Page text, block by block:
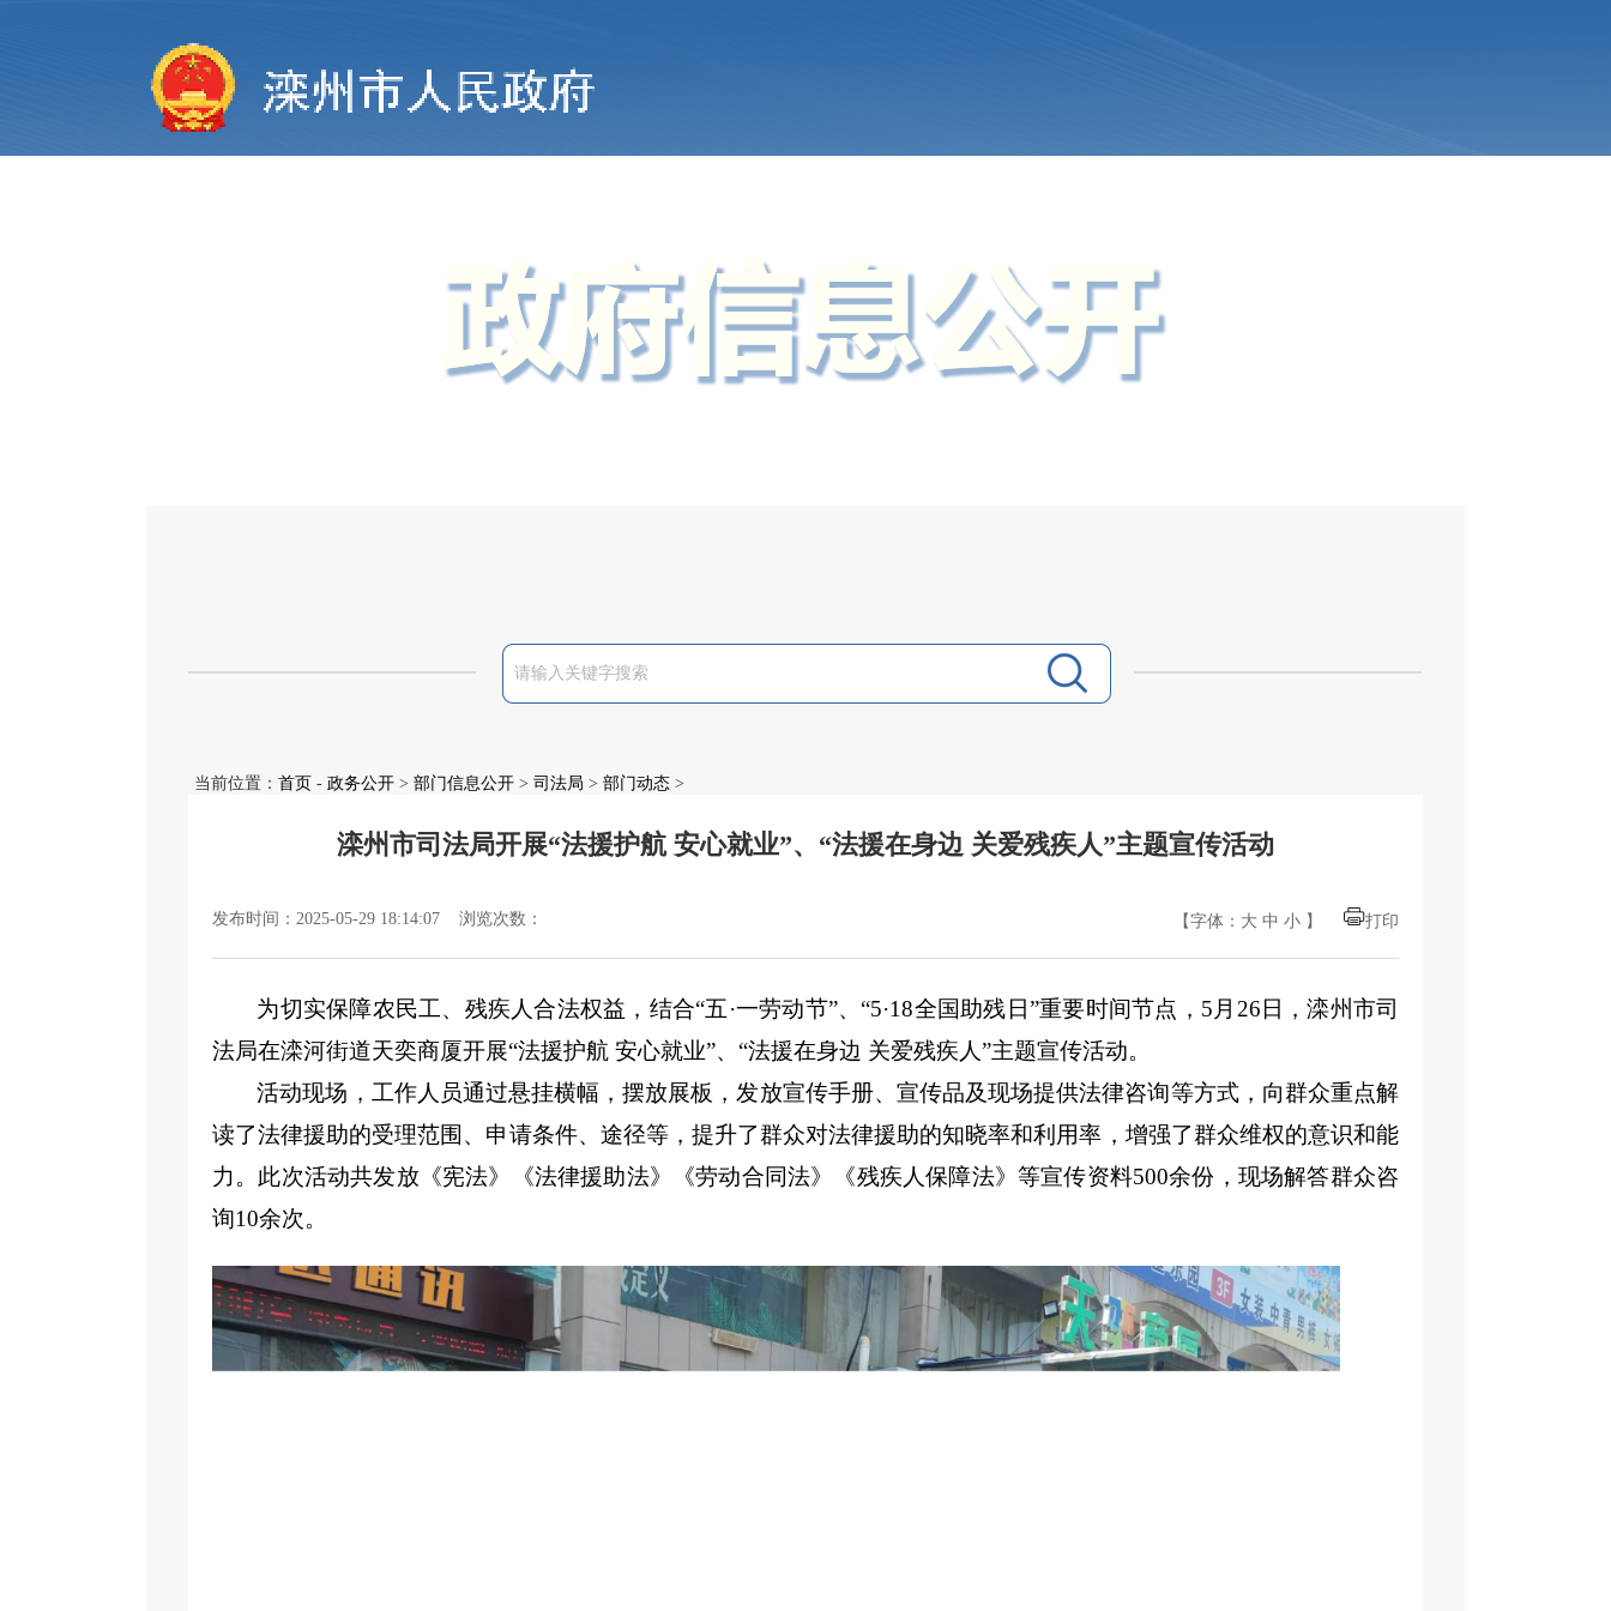
当前位置： 首页 - 政务公开 > 部门信息公开 > 司法局 > 部门动态 >
滦州市司法局开展“法援护航 安心就业”、“法援在身边 关爱残疾人”主题宣传活动
发布时间：2025-05-29 18:14:07 浏览次数： 【字体： 大 中 小 】 打印
为切实保障农民工、 残疾人合法权益， 结合“五·一劳动节”、“5·18全国助残日”重要时间节点，5月26日，滦州市司
法局在滦河街道天奕商厦开展“法援护航 安心就业”、“法援在身边 关爱残疾人”主题宣传活动。
活动现场，工作人员通过悬挂横幅，摆放展板，发放宣传手册、宣传品及现场提供法律咨询等方式，向群众重点解
读了法律援助的受理范围、申请条件、途径等，提升了群众对法律援助的知晓率和利用率，增强了群众维权的意识和能
力。此次活动共发放《宪法》《法律援助法》《劳动合同法》《残疾人保障法》等宣传资料500余份，现场解答群众咨
询10余次。